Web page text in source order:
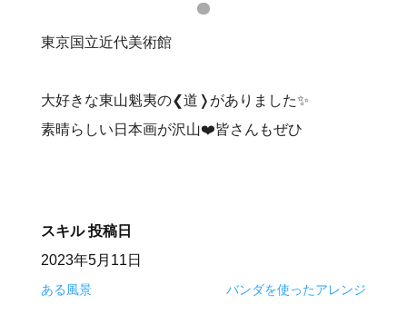
東京国立近代美術館
大好きな東山魁夷の❮道❭がありました✨
素晴らしい日本画が沢山❤️皆さんもぜひ
スキル 投稿日
2023年5月11日
ある風景 バンダを使ったアレンジ